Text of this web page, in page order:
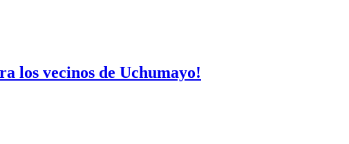
los vecinos de Uchumayo!